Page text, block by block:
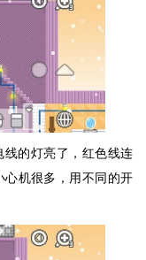
的灯亮了，红色线连
心机很多，用不同的开